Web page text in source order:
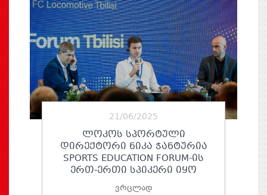
21/06/2025
ᲚᲝᲙᲝᲡ ᲡᲞᲝᲠᲢᲣᲚᲘ
ᲓᲘᲠᲔᲥᲢᲝᲠᲘ ᲜᲘᲙᲐ ᲭᲐᲜᲢᲣᲠᲘᲐ
SPORTS EDUCATION FORUM-ᲘᲡ
ᲔᲠᲗ-ᲔᲠᲗᲘ ᲡᲞᲘᲙᲔᲠᲘ ᲘᲧᲝ
ვრცლად